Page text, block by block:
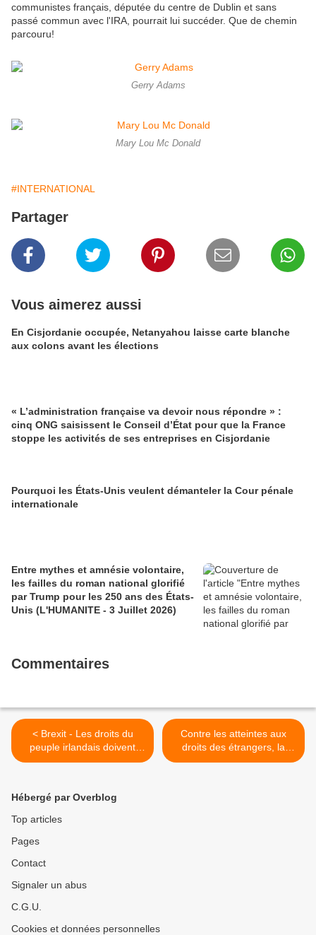
communistes français, députée du centre de Dublin et sans
passé commun avec l'IRA, pourrait lui succéder. Que de chemin
parcouru!
Gerry Adams
Mary Lou Mc Donald
#INTERNATIONAL
Partager
Vous aimerez aussi
En Cisjordanie occupée, Netanyahou laisse carte blanche
aux colons avant les élections
« L’administration française va devoir nous répondre » :
cinq ONG saisissent le Conseil d’État pour que la France
stoppe les activités de ses entreprises en Cisjordanie
Pourquoi les États-Unis veulent démanteler la Cour pénale
internationale
Entre mythes et amnésie volontaire,
les failles du roman national glorifié
par Trump pour les 250 ans des États-
Unis (L'HUMANITE - 3 Juillet 2026)
Commentaires
< Brexit - Les droits du
peuple irlandais doivent
être respectés (PCF)
Contre les atteintes aux
droits des étrangers, la
répression des migrants, la
Hébergé par Overblog
Top articles
Pages
Contact
Signaler un abus
C.G.U.
Cookies et données personnelles